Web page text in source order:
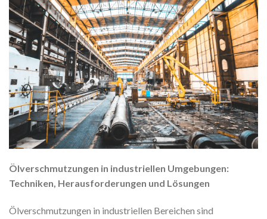
Ölverschmutzungen in industriellen Umgebungen:
Techniken, Herausforderungen und Lösungen
Ölverschmutzungen in industriellen Bereichen sind